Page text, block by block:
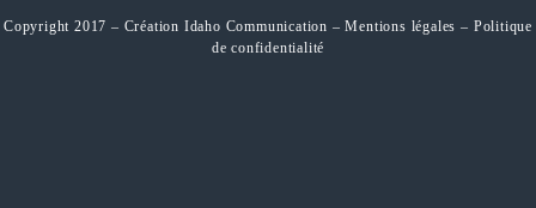
Copyright 2017 – Création Idaho Communication –Mentions légales – Politique
de confidentialité